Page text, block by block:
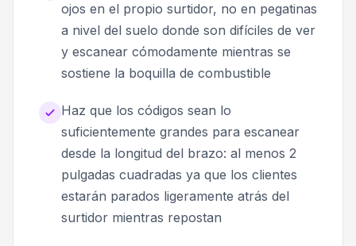
ojos en el propio surtidor, no en pegatinas
a nivel del suelo donde son difíciles de ver
y escanear cómodamente mientras se
sostiene la boquilla de combustible
Haz que los códigos sean lo
suficientemente grandes para escanear
desde la longitud del brazo: al menos 2
pulgadas cuadradas ya que los clientes
estarán parados ligeramente atrás del
surtidor mientras repostan